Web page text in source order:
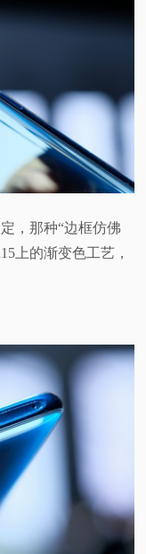
，那种“边框仿佛
上的渐变色工艺，